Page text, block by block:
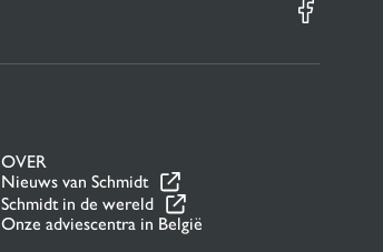
OVER
Nieuws van Schmidt
Schmidt in de wereld
Onze adviescentra in België